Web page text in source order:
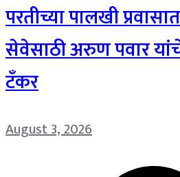
परतीच्या पालखी
सेवेसाठी अरुण पवार
टँकर
August 3, 2026